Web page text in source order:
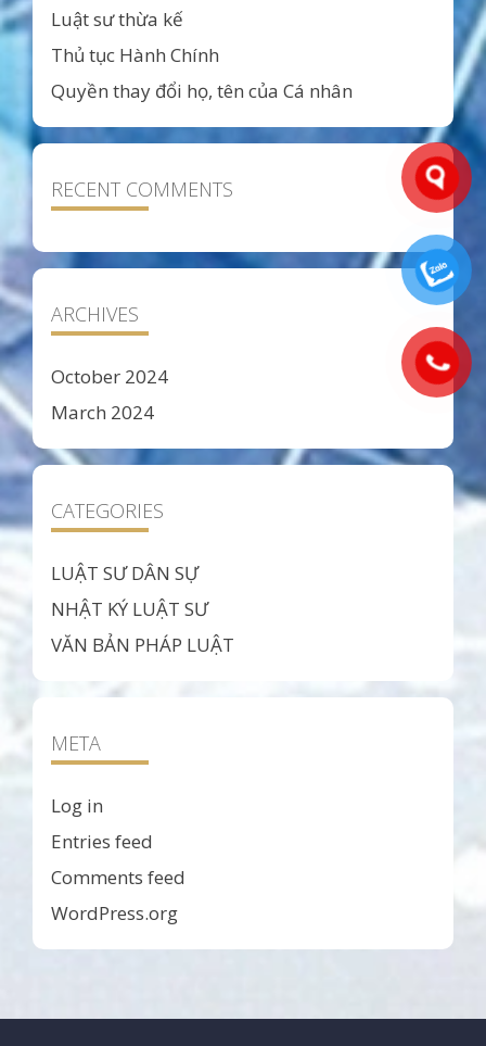
Luật sư thừa kế
Thủ tục Hành Chính
Quyền thay đổi họ, tên của Cá nhân
RECENT COMMENTS
ARCHIVES
October 2024
March 2024
CATEGORIES
LUẬT SƯ DÂN SỰ
NHẬT KÝ LUẬT SƯ
VĂN BẢN PHÁP LUẬT
META
Log in
Entries feed
Comments feed
WordPress.org